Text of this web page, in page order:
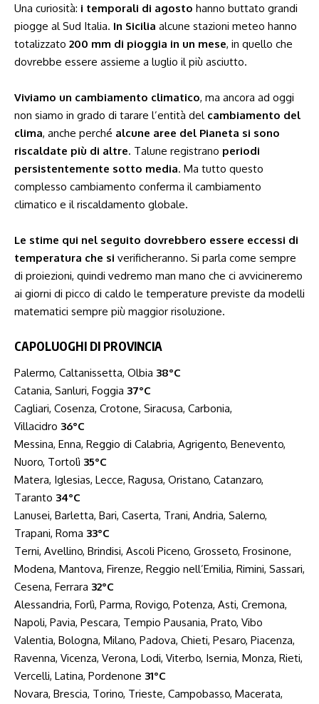
Una curiosità: i temporali di agosto hanno buttato grandi
piogge al Sud Italia. In Sicilia alcune stazioni meteo hanno
totalizzato 200 mm di pioggia in un mese, in quello che
dovrebbe essere assieme a luglio il più asciutto.
Viviamo un cambiamento climatico, ma ancora ad oggi
non siamo in grado di tarare l’entità del cambiamento del
clima, anche perché alcune aree del Pianeta si sono
riscaldate più di altre. Talune registrano periodi
persistentemente sotto media. Ma tutto questo
complesso cambiamento conferma il cambiamento
climatico e il riscaldamento globale.
Le stime qui nel seguito dovrebbero essere eccessi di
temperatura che si verificheranno. Si parla come sempre
di proiezioni, quindi vedremo man mano che ci avvicineremo
ai giorni di picco di caldo le temperature previste da modelli
matematici sempre più maggior risoluzione.
CAPOLUOGHI DI PROVINCIA
Palermo, Caltanissetta, Olbia 38°C
Catania, Sanluri, Foggia 37°C
Cagliari, Cosenza, Crotone, Siracusa, Carbonia,
Villacidro 36°C
Messina, Enna, Reggio di Calabria, Agrigento, Benevento,
Nuoro, Tortolì 35°C
Matera, Iglesias, Lecce, Ragusa, Oristano, Catanzaro,
Taranto 34°C
Lanusei, Barletta, Bari, Caserta, Trani, Andria, Salerno,
Trapani, Roma 33°C
Terni, Avellino, Brindisi, Ascoli Piceno, Grosseto, Frosinone,
Modena, Mantova, Firenze, Reggio nell’Emilia, Rimini, Sassari,
Cesena, Ferrara 32°C
Alessandria, Forlì, Parma, Rovigo, Potenza, Asti, Cremona,
Napoli, Pavia, Pescara, Tempio Pausania, Prato, Vibo
Valentia, Bologna, Milano, Padova, Chieti, Pesaro, Piacenza,
Ravenna, Vicenza, Verona, Lodi, Viterbo, Isernia, Monza, Rieti,
Vercelli, Latina, Pordenone 31°C
Novara, Brescia, Torino, Trieste, Campobasso, Macerata,